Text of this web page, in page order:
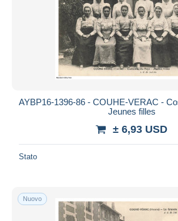
AYBP16-1396-86 - COUHE-VERAC -
Jeunes filles
± 6,93 USD
Stato
Nuovo